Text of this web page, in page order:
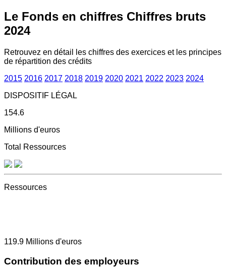
Le Fonds en chiffres Chiffres bruts
2024
Retrouvez en détail les chiffres des exercices et les principes
de répartition des crédits
2015 2016 2017 2018 2019 2020 2021 2022 2023 2024
DISPOSITIF LÉGAL
154.6
Millions d'euros
Total Ressources
Ressources
119.9 Millions d'euros
Contribution des employeurs